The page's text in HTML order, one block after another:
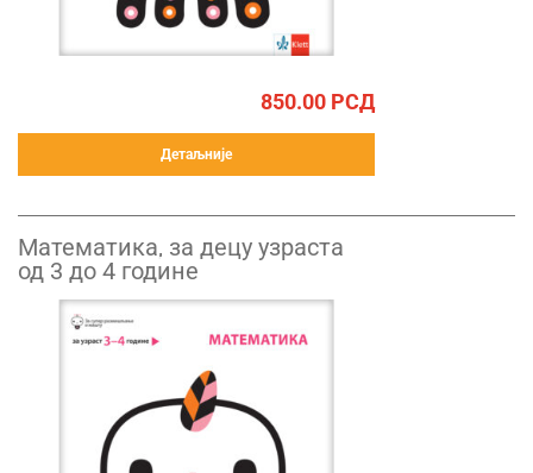
850.00 РСД
Детаљније
Математика, за децу узраста
од 3 до 4 године